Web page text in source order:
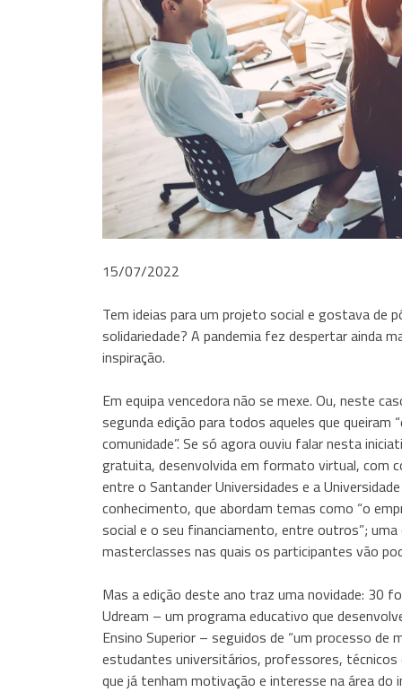
15/07/2022
Tem ideias para um projeto social e gostava de
solidariedade? A pandemia fez despertar ainda
inspiração.
Em equipa vencedora não se mexe. Ou, neste
segunda edição para todos aqueles que
comunidade”. Se só agora ouviu falar nesta
gratuita, desenvolvida em formato virtual, com
entre o Santander Universidades e a
conhecimento, que abordam temas como “o
social e o seu financiamento, entre outros”;
masterclasses nas quais os participantes vão
Mas a edição deste ano traz uma novidade: 30
Udream – um programa educativo que
Ensino Superior – seguidos de “um processo
estudantes universitários, professores,
que já tenham motivação e interesse na área do